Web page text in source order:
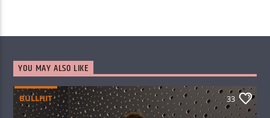
YOU MAY ALSO LIKE
BULLHIT 33